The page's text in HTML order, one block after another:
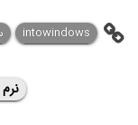
intowindows
نرم